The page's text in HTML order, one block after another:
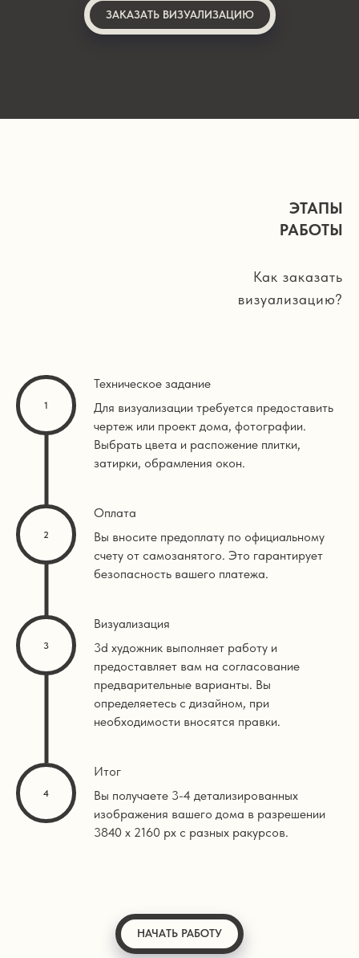
ЗАКАЗАТЬ ВИЗУАЛИЗАЦИЮ
ЭТАПЫ
РАБОТЫ
Как заказать
визуализацию?
Техническое задание
Для визуализации требуется предоставить
чертеж или проект дома, фотографии.
Выбрать цвета и распожение плитки,
затирки, обрамления окон.
Оплата
Вы вносите предоплату по официальному
счету от самозанятого. Это гарантирует
безопасность вашего платежа.
Визуализация
3d художник выполняет работу и
предоставляет вам на согласование
предварительные варианты. Вы
определяетесь с дизайном, при
необходимости вносятся правки.
Итог
Вы получаете 3-4 детализированных
изображения вашего дома в разрешении
3840 х 2160 px с разных ракурсов.
НАЧАТЬ РАБОТУ